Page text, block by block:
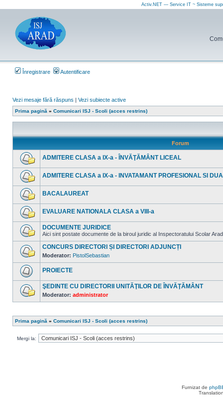
Activ.NET — Service IT ~ Sisteme
Înregistrare Autentificare
Vezi mesaje fără răspuns | Vezi subiecte active
Prima pagină » Comunicari ISJ - Scoli (acces restrins)
Forum
Nu
sunt
mesaje
ADMITERE CLASA a IX-a - ÎNVĂŢĂMÂNT LICEAL
Nu
sunt
mesaje
ADMITERE CLASA a IX-a - INVATAMANT PROFESIONAL SI
Nu
sunt
mesaje
BACALAUREAT
Nu
sunt
mesaje
necitite
EVALUARE NATIONALA CLASA a VIII-a
sunt
mesaje
necitite
DOCUMENTE JURIDICE
Aici sint postate documente de la biroul juridic al Inspectoratului Scolar
mesaje
CONCURS DIRECTORI ȘI DIRECTORI ADJUNCȚI
Moderator: PistolSebastian
Nu
sunt
mesaje
necitite
PROIECTE
necitite
ŞEDINTE CU DIRECTORII UNITĂŢILOR DE ÎNVĂŢĂMÂNT
Moderator: administrator
Prima pagină » Comunicari ISJ - Scoli (acces restrins)
Mergi la:
Furnizat de